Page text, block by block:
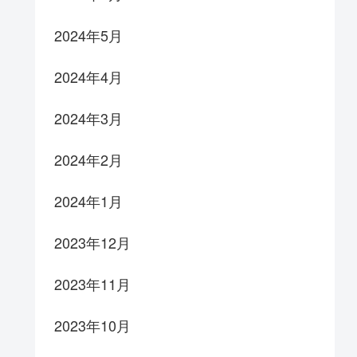
2024年5月
2024年4月
2024年3月
2024年2月
2024年1月
2023年12月
2023年11月
2023年10月